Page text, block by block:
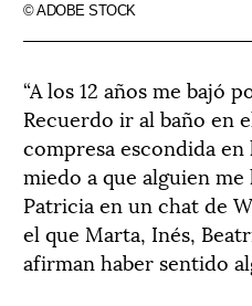
© ADOBE STOCK
“A los 12 años me bajó
Recuerdo ir al baño en
compresa escondida
miedo a que alguien
Patricia en un chat de
el que Marta, Inés,
afirman haber sentido